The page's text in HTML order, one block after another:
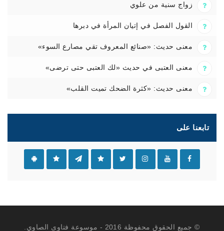
زواج سنية من علوي
القول الفصل في إتيان المرأة في دبرها
معنى حديث: «صنائع المعروف تقي مصارع السوء»
معنى العتبى في حديث «لك العتبى حتى ترضى»
معنى حديث: «كثرة الضحك تميت القلب»
تابعنا على
© جميع الحقوق محفوظة 2016 - موسوعة فتاوى الصاوي.